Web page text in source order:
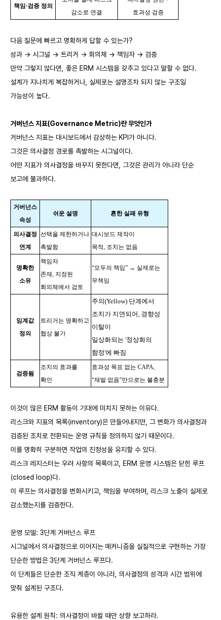
책임·검증 정의
감소로 연결
효과성 검증
다음 질문에 빠르고 명확하게 답할 수 있는가?
성과 → 시그널 → 트리거 → 회의체 → 책임자 → 검증
만약 그렇지 않다면, 좋은 ERM 시스템을 갖추고 있다고 말할 수 없다.
설계가 지나치게 복잡하거나, 실제로는 설명조차 되지 않는 구조일
가능성이 높다.
거버넌스 지표(Governance Metric)란 무엇인가
거버넌스 지표는 대시보드에서 감상하는 KPI가 아니다.
그것은 의사결정 경로를 촉발하는 시그널이다.
어떤 지표가 의사결정을 바꾸지 못한다면, 그것은 관리가 아니라 단순
보고에 불과하다.
거버넌스
속성
쉬운 설명 흔한 실패 유형
의사결정
연계
선택을 제한하거나
촉발함
대시보드 제작이
목적, 조치는 없음
명확한
소유
책임자
존재, 지정된
회의체에서 검토
“모두의 책임” → 실제로는
무책임
임계값
정의
트리거는 명확하고
협상 불가
주의(Yellow) 단계에서
조치가 지연되어, 경향성
이탈이
일상화되는 '정상화의
함정'에 빠짐
검증됨
조치의 효과를
확인
효과성 목표 없는 CAPA,
“재발 없음”만으로는 불충분
이것이 많은 ERM 활동이 기대에 미치지 못하는 이유다.
리스크와 지표의 목록(inventory)은 만들어내지만, 그 변화가 의사결정과
검증된 조치로 전환되는 운영 규칙을 정의하지 않기 때문이다.
이를 명확히 구분하면 작업의 진정성을 유지할 수 있다.
리스크 레지스터는 우려 사항의 목록이고, ERM 운영 시스템은 닫힌 루프
(closed loop)다.
이 루프는 의사결정을 변화시키고, 책임을 부여하며, 리스크 노출이 실제로
감소했는지를 검증한다.
운영 모델: 3단계 거버넌스 루프
시그널에서 의사결정으로 이어지는 메커니즘을 실질적으로 구현하는 가장
단순한 방법은 3단계 거버넌스 루프다.
이 단계들은 단순한 조직 계층이 아니라, 의사결정의 성격과 시간 범위에
맞춰 설계된 구조다.
유용한 설계 원칙: 의사결정이 바뀔 때만 상향 보고하라.